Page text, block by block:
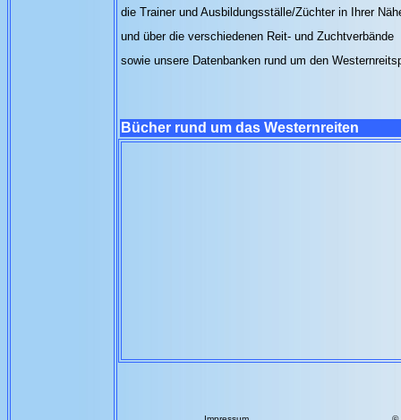
die Trainer und Ausbildungsställe/Züchter in Ihrer
und über die verschiedenen Reit- und Zuchtverbände
sowie unsere Datenbanken rund um den
Bücher rund um das Westernreiten